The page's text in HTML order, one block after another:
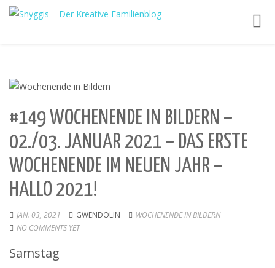
#149 WOCHENENDE IN BILDERN –
02./03. JANUAR 2021 – DAS ERSTE
WOCHENENDE IM NEUEN JAHR –
HALLO 2021!
JAN. 03, 2021 GWENDOLIN
WOCHENENDE IN BILDERN
NO COMMENTS YET
Samstag